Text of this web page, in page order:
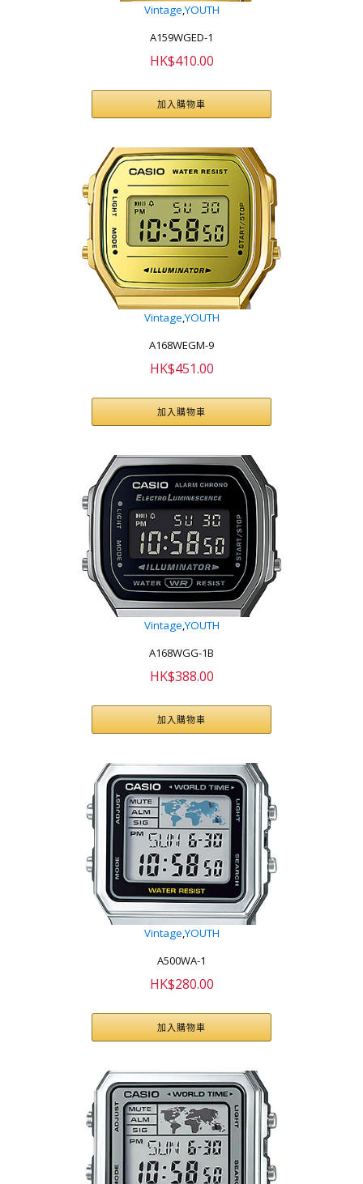
Vintage YOUTH
A159WGED-1
HK$410.00
加入購物車
Vintage YOUTH
A168WEGM-9
HK$451.00
加入購物車
Vintage YOUTH
A168WGG-1B
HK$388.00
加入購物車
Vintage YOUTH
A500WA-1
HK$280.00
加入購物車